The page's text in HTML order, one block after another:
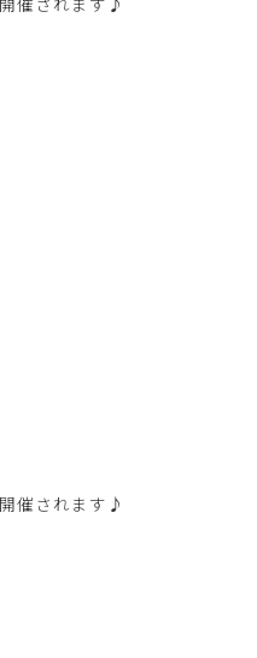
催されます♪